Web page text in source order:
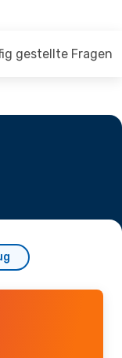
gestellte Fragen